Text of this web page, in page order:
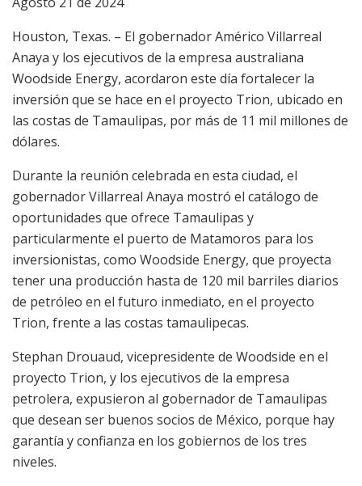
Houston, Texas. – El gobernador Américo Villarreal
Anaya y los ejecutivos de la empresa australiana
Woodside Energy, acordaron este día fortalecer la
inversión que se hace en el proyecto Trion, ubicado en
las costas de Tamaulipas, por más de 11 mil millones de
dólares.
Durante la reunión celebrada en esta ciudad, el
gobernador Villarreal Anaya mostró el catálogo de
oportunidades que ofrece Tamaulipas y
particularmente el puerto de Matamoros para los
inversionistas, como Woodside Energy, que proyecta
tener una producción hasta de 120 mil barriles diarios
de petróleo en el futuro inmediato, en el proyecto
Trion, frente a las costas tamaulipecas.
Stephan Drouaud, vicepresidente de Woodside en el
proyecto Trion, y los ejecutivos de la empresa
petrolera, expusieron al gobernador de Tamaulipas
que desean ser buenos socios de México, porque hay
garantía y confianza en los gobiernos de los tres
niveles.